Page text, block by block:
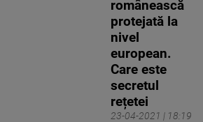
23-04-2021 | 18:19
românească
protejată la
nivel
european.
Care este
secretul
rețetei